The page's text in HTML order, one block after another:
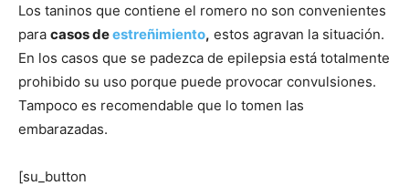
Los taninos que contiene el romero no son convenientes
para casos deestreñimiento, estos agravan la situación.
En los casos que se padezca de epilepsia está totalmente
prohibido su uso porque puede provocar convulsiones.
Tampoco es recomendable que lo tomen las
embarazadas.
[su_button